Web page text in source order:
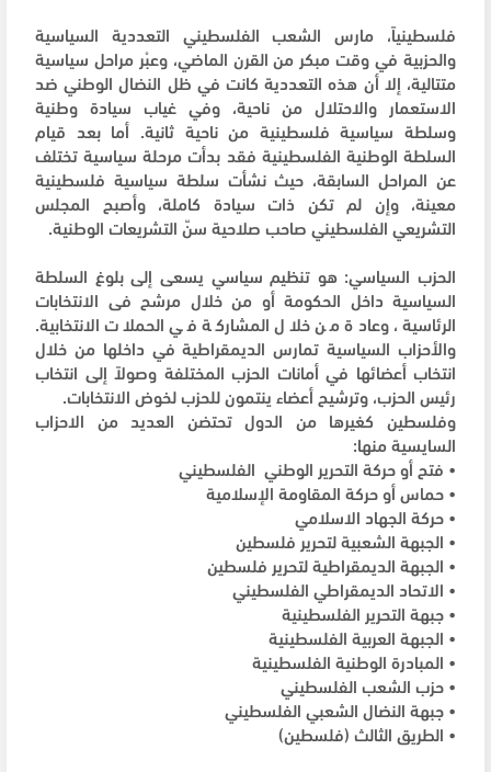
فلسطينياً، مارس الشعب الفلسطيني التعددية السياسية
والحزبية في وقت مبكر من القرن الماضي، وعبْر مراحل سياسية
متتالية، إلا أن هذه التعددية كانت في ظل النضال الوطني ضد
الاستعمار والاحتلال من ناحية، وفي غياب سيادة وطنية
وسلطة سياسية فلسطينية من ناحية ثانية. أما بعد قيام
السلطة الوطنية الفلسطينية فقد بدأت مرحلة سياسية تختلف
عن المراحل السابقة، حيث نشأت سلطة سياسية فلسطينية
معينة، وإن لم تكن ذات سيادة كاملة، وأصبح المجلس
التشريعي الفلسطيني صاحب صلاحية سنّ التشريعات الوطنية.
الحزب السياسي: هو تنظيم سياسي يسعى إلى بلوغ السلطة
السياسية داخل الحكومة أو من خلال مرشح فى الانتخابات
الرئاسية، وعادة من خلال المشاركة في الحملات الانتخابية.
والأحزاب السياسية تمارس الديمقراطية في داخلها من خلال
انتخاب أعضائها في أمانات الحزب المختلفة وصولاً إلى انتخاب
رئيس الحزب، وترشيح أعضاء ينتمون للحزب لخوض الانتخابات.
وفلسطين كغيرها من الدول تحتضن العديد من الاحزاب
السايسية منها:
• فتح أو حركة التحرير الوطني الفلسطيني
• حماس أو حركة المقاومة الإسلامية
• حركة الجهاد الاسلامي
• الجبهة الشعبية لتحرير فلسطين
• الجبهة الديمقراطية لتحرير فلسطين
• الاتحاد الديمقراطي الفلسطيني
• جبهة التحرير الفلسطينية
• الجبهة العربية الفلسطينية
• المبادرة الوطنية الفلسطينية
• حزب الشعب الفلسطيني
• جبهة النضال الشعبي الفلسطيني
• الطريق الثالث (فلسطين)